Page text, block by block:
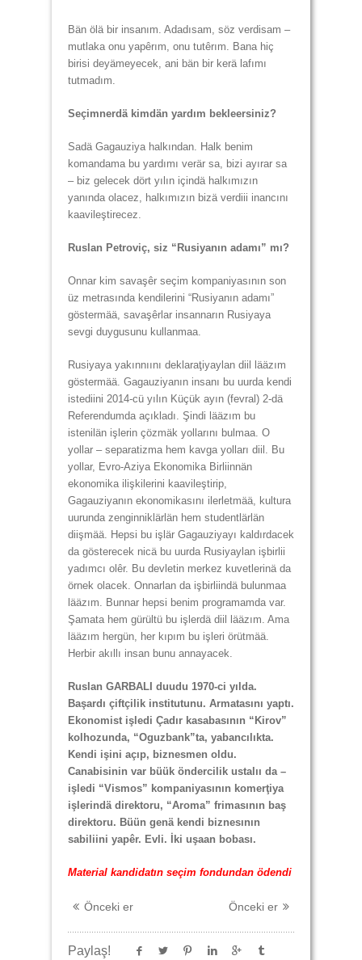
Bän ölä bir insanım. Adadısam, söz verdisam –
mutlaka onu yapêrım, onu tutêrım. Bana hiç
birisi deyämeyecek, ani bän bir kerä lafımı
tutmadım.
Seçimnerdä kimdän yardım bekleersiniz?
Sadä Gagauziya halkından. Halk benim
komandama bu yardımı verär sa, bizi ayırar sa
– biz gelecek dört yılın içindä halkımızın
yanında olacez, halkımızın bizä verdiii inancını
kaavileştirecez.
Ruslan Petroviç, siz “Rusiyanın adamı” mı?
Onnar kim savaşêr seçim kompaniyasının son
üz metrasında kendilerini “Rusiyanın adamı”
göstermää, savaşêrlar insannarın Rusiyaya
sevgi duygusunu kullanmaa.
Rusiyaya yakınnıını deklaraţiyaylan diil lääzım
göstermää. Gagauziyanın insanı bu uurda kendi
istediini 2014-cü yılın Küçük ayın (fevral) 2-dä
Referendumda açıkladı. Şindi lääzım bu
istenilän işlerin çözmäk yollarını bulmaa. O
yollar – separatizma hem kavga yolları diil. Bu
yollar, Evro-Aziya Ekonomika Birliinnän
ekonomika ilişkilerini kaavileştirip,
Gagauziyanın ekonomikasını ilerletmää, kultura
uurunda zenginniklärlän hem studentlärlän
diişmää. Hepsi bu işlär Gagauziyayı kaldırdacek
da gösterecek nicä bu uurda Rusiyaylan işbirlii
yadımcı olêr. Bu devletin merkez kuvetlerinä da
örnek olacek. Onnarlan da işbirliindä bulunmaa
lääzım. Bunnar hepsi benim programamda var.
Şamata hem gürültü bu işlerdä diil lääzım. Ama
lääzım hergün, her kıpım bu işleri örütmää.
Herbir akıllı insan bunu annayacek.
Ruslan GARBALI duudu 1970-ci yılda.
Başardı çiftçilik institutunu. Armatasını yaptı.
Ekonomist işledi Çadır kasabasının “Kirov”
kolhozunda, “Oguzbank”ta, yabancılıkta.
Kendi işini açıp, biznesmen oldu.
Canabisinin var büük öndercilik ustalıı da –
işledi “Vismos” kompaniyasının komerţiya
işlerindä direktoru, “Aroma” frimasının baş
direktoru. Büün genä kendi biznesının
sabiliini yapêr. Evli. İki uşaan bobası.
Material kandidatın seçim fondundan ödendi
Önceki er Önceki er
Paylaş!